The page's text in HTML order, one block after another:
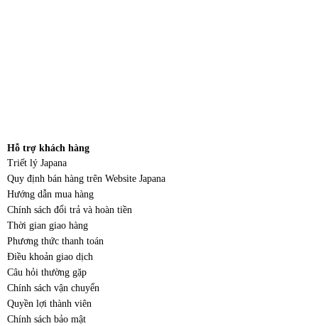
Hỗ trợ khách hàng
Triết lý Japana
Quy định bán hàng trên Website Japana
Hướng dẫn mua hàng
Chính sách đổi trả và hoàn tiền
Thời gian giao hàng
Phương thức thanh toán
Điều khoản giao dịch
Câu hỏi thường gặp
Chính sách vận chuyển
Quyền lợi thành viên
Chính sách bảo mật